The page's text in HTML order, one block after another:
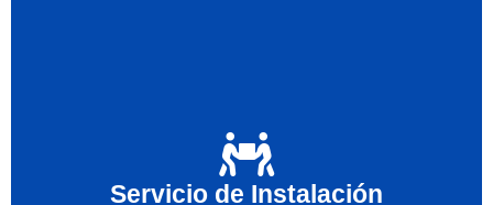
Servicio de Instalación
Le instalamos su equipo de Aire Acondicionado a
un precio económico. Confíe en nuestra calidad al